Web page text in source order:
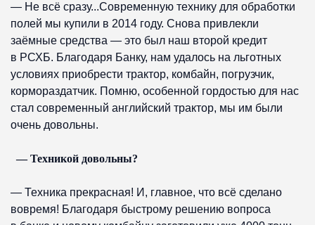
— Не всё сразу...Современную технику для обработки
полей мы купили в 2014 году. Снова привлекли
заёмные средства — это был наш второй кредит
в РСХБ. Благодаря Банку, нам удалось на льготных
условиях приобрести трактор, комбайн, погрузчик,
кормораздатчик. Помню, особенной гордостью для нас
стал современный английский трактор, мы им были
очень довольны.
— Техникой довольны?
— Техника прекрасная! И, главное, что всё сделано
вовремя! Благодаря быстрому решению вопроса